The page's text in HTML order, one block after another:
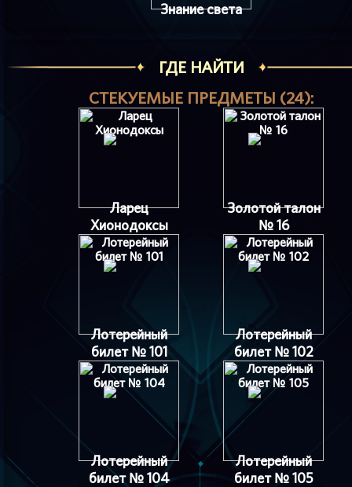
Знание света
ГДЕ НАЙТИ
СТЕКУЕМЫЕ ПРЕДМЕТЫ (24):
Ларец
Хионодоксы
Золотой талон
№ 16
Лотерейный
билет № 101
Лотерейный
билет № 102
Лотерейный
билет № 104
Лотерейный
билет № 105